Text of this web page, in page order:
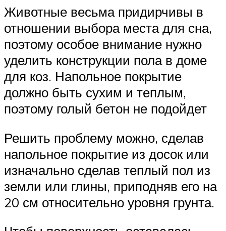
Животные весьма придирчивы в
отношении выбора места для сна,
поэтому особое внимание нужно
уделить конструкции пола в доме
для коз. Напольное покрытие
должно быть сухим и теплым,
поэтому голый бетон не подойдет
Решить проблему можно, сделав
напольное покрытие из досок или
изначально сделав теплый пол из
земли или глины, приподняв его на
20 см относительно уровня грунта.